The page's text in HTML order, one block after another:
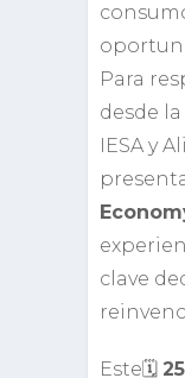
Para
desde
IESA y
clave
Este🗓️